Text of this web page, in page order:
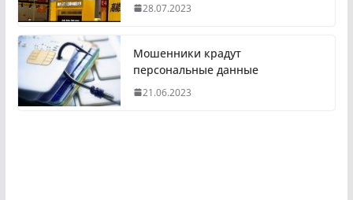
28.07.2023
Мошенники крадут
персональные данные
21.06.2023